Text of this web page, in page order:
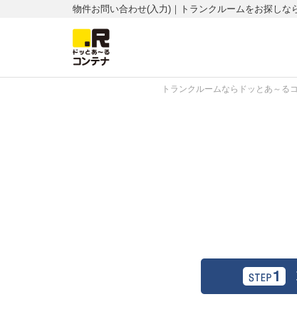
物件お問い合わせ(入力)｜トランクルームをお探しな
トランクルームならドッとあ～る